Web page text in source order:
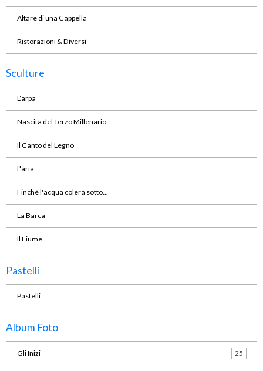
Altare di una Cappella
Ristorazioni & Diversi
Sculture
L’arpa
Nascita del Terzo Millenario
Il Canto del Legno
L'aria
Finché l'acqua colerà sotto...
La Barca
Il Fiume
Pastelli
Pastelli
Album Foto
Gli Inizi 25